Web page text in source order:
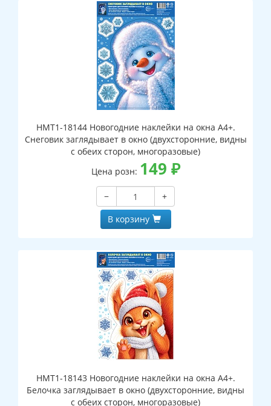
НМТ1-18144 Новогодние наклейки на окна А4+.
Снеговик заглядывает в окно (двухсторонние, видны
с обеих сторон, многоразовые)
Цена розн: 149 ₽
−
+
В корзину
НМТ1-18143 Новогодние наклейки на окна А4+.
Белочка заглядывает в окно (двухсторонние, видны
с обеих сторон, многоразовые)